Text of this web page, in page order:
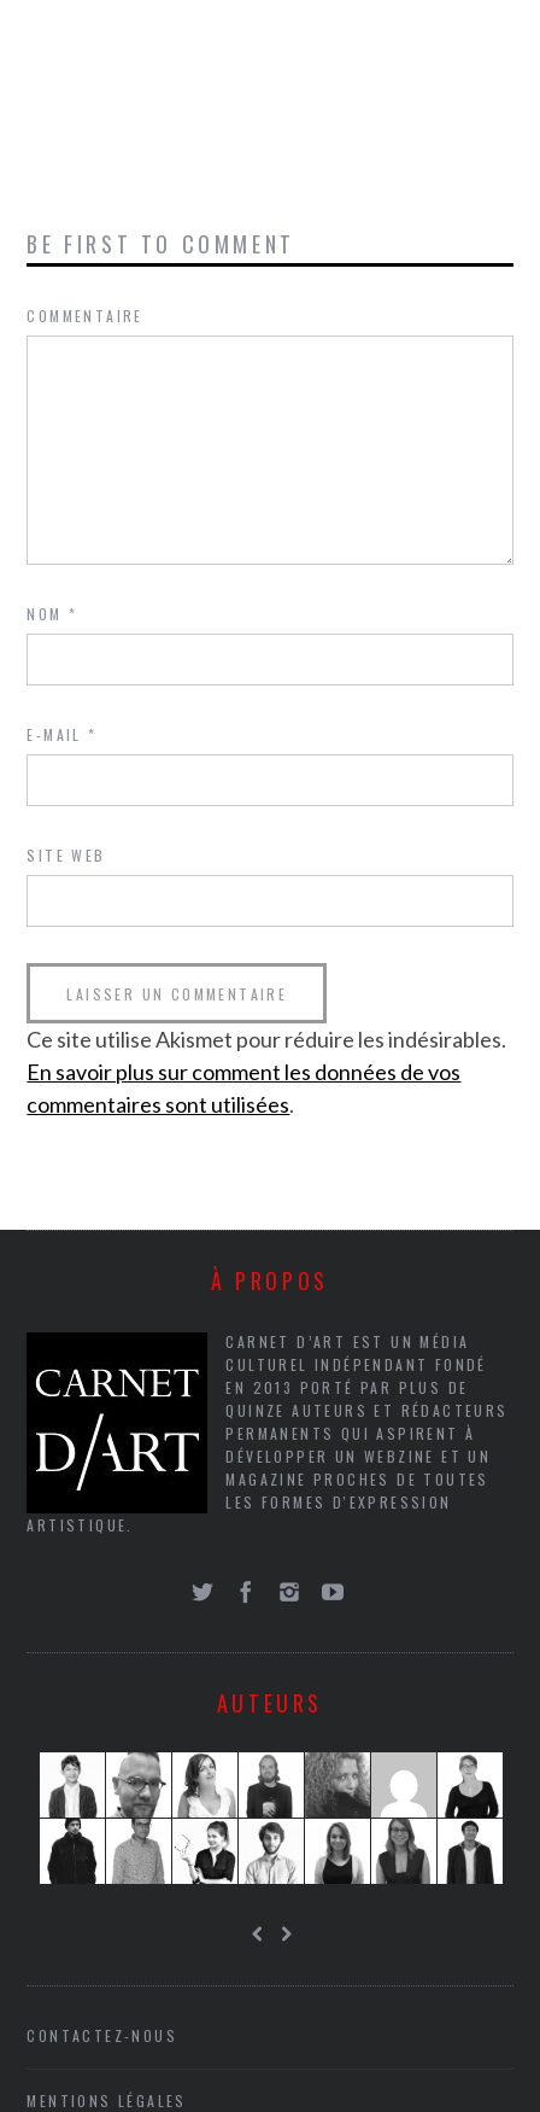
BE FIRST TO COMMENT
COMMENTAIRE
NOM*
E-MAIL*
SITE WEB
Ce site utilise Akismet pour réduire les indésirables.
En savoir plus sur comment les données de vos
commentaires sont utilisées.
À PROPOS
CARNET D’ART EST UN MÉDIA
CULTUREL INDÉPENDANT FONDÉ
EN 2013 PORTÉ PAR PLUS DE
QUINZE AUTEURS ET RÉDACTEURS
PERMANENTS QUI ASPIRENT À
DÉVELOPPER UN WEBZINE ET UN
MAGAZINE PROCHES DE TOUTES
LES FORMES D'EXPRESSION
ARTISTIQUE.
AUTEURS
CONTACTEZ-NOUS
MENTIONS LÉGALES